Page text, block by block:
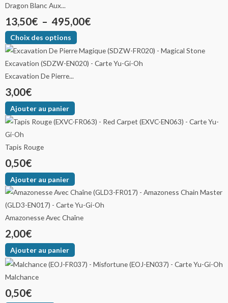
Dragon Blanc Aux...
13,50€ – 495,00€
Choix des options
Excavation De Pierre...
3,00€
Ajouter au panier
Tapis Rouge
0,50€
Ajouter au panier
Amazonesse Avec Chaîne
2,00€
Ajouter au panier
Malchance
0,50€